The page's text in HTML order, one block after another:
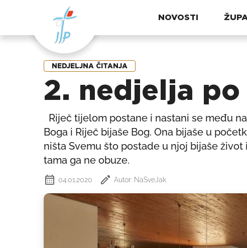
NOVOSTI
NEDJELJNA ČITANJA
2. nedjelja po
Riječ tijelom postane i nastani se među
Boga i Riječ bijaše Bog. Ona bijaše u
ništa Svemu što postade u njoj bijaše
tama ga ne obuze.
04.01.2020 Autor: NaSveJak